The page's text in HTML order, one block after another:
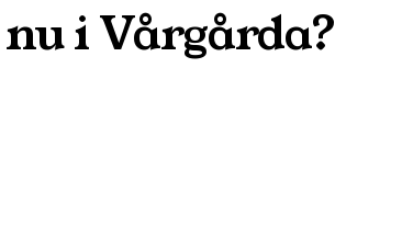
iVårgårda?